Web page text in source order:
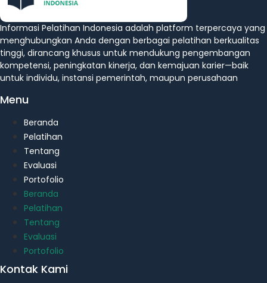
Informasi Pelatihan Indonesia adalah platform terpercaya yang
menghubungkan Anda dengan berbagai pelatihan berkualitas
tinggi, dirancang khusus untuk mendukung pengembangan
kompetensi, peningkatan kinerja, dan kemajuan karier—baik
untuk individu, instansi pemerintah, maupun perusahaan
Menu
Beranda
Pelatihan
Tentang
Evaluasi
Portofolio
Beranda
Pelatihan
Tentang
Evaluasi
Portofolio
Kontak Kami